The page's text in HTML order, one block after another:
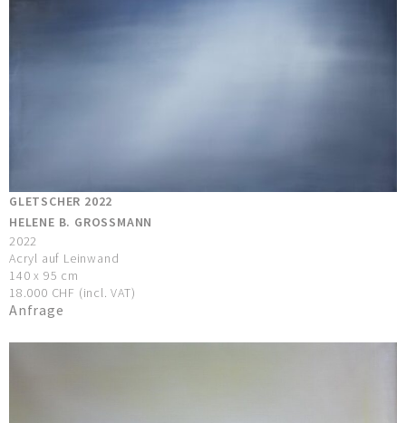
GLETSCHER 2022
HELENE B. GROSSMANN
2022
Acryl auf Leinwand
140 x 95 cm
18.000 CHF (incl. VAT)
Anfrage